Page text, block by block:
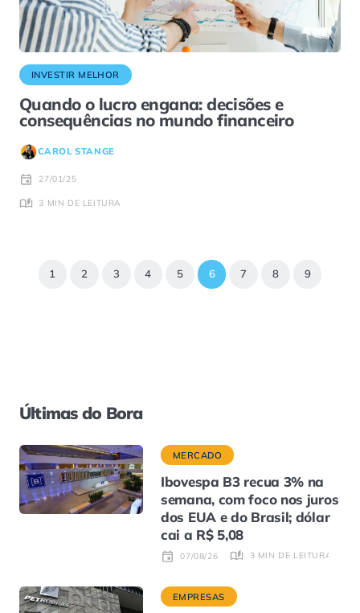
INVESTIR MELHOR
Quando o lucro engana: decisões e
consequências no mundo financeiro
CAROL STANGE
27/01/25
3 MIN DE LEITURA
1 2 3 4 5 6 7 8 9
Últimas do Bora
MERCADO
Ibovespa B3 recua 3% na
semana, com foco nos juros
dos EUA e do Brasil; dólar
cai a R$ 5,08
07/08/26 3 MIN DE LEITURA
EMPRESAS